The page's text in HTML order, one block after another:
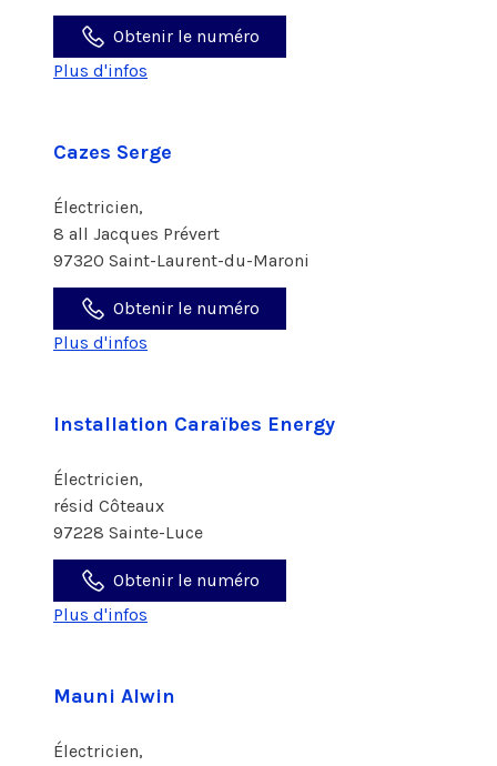
Obtenir le numéro
Plus d'infos
Cazes Serge
Électricien,
8 all Jacques Prévert
97320 Saint-Laurent-du-Maroni
Obtenir le numéro
Plus d'infos
Installation Caraïbes Energy
Électricien,
résid Côteaux
97228 Sainte-Luce
Obtenir le numéro
Plus d'infos
Mauni Alwin
Électricien,